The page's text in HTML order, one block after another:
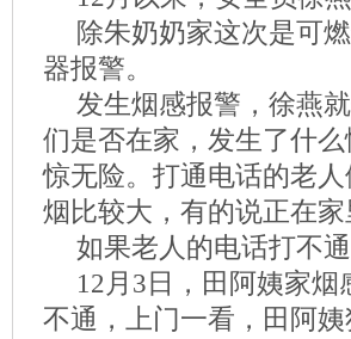
除朱奶奶家这次是可
器报警。
发生烟感报警，徐燕
们是否在家，发生了什
惊无险。打通电话的老
烟比较大，有的说正在
如果老人的电话打不
12月3日，田阿姨家
不通，上门一看，田阿